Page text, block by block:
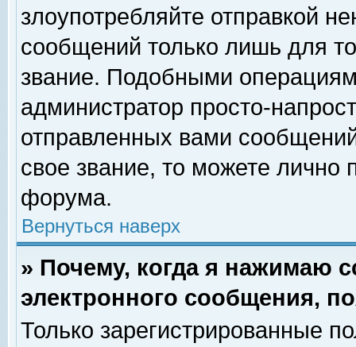
злоупотребляйте отправкой
сообщений только лишь для
звание. Подобными
администратор просто-
отправленных вами
свое звание, то можете лично
форума.
Вернуться наверх
» Почему, когда я нажимаю
электронного сообщения,
Только зарегистрированные